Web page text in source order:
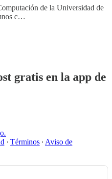
de la Universidad de
c…
gratis en la app de
∙ Términos ∙ Aviso de